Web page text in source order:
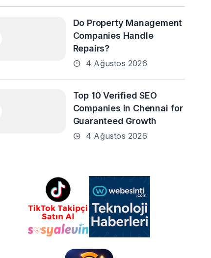
Do Property Management
Companies Handle
Repairs?
4 Ağustos 2026
Top 10 Verified SEO
Companies in Chennai for
Guaranteed Growth
4 Ağustos 2026